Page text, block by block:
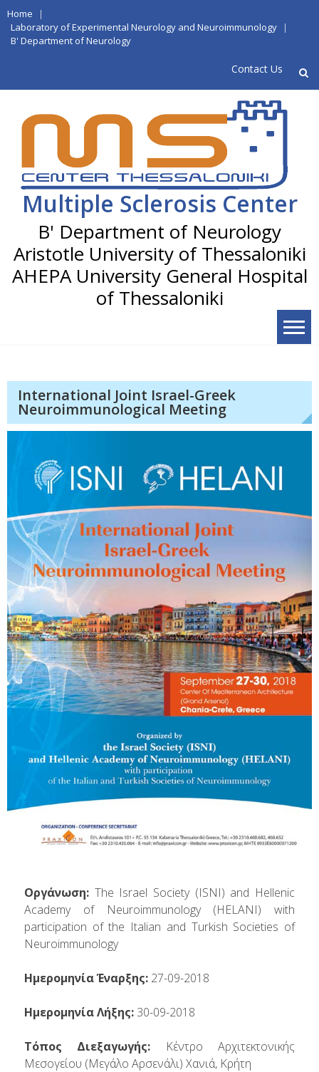
Skip
to
content
Home
|
Laboratory of Experimental Neurology and Neuroimmunology
|
B' Department of Neurology
Contact Us
Multiple Sclerosis Center
Aristotle University of Thessaloniki
International Joint Israel-Greek
Neuroimmunological Meeting
Οργάνωση: The Israel Society (ISNI) and Hellenic
Academy of Neuroimmunology (HELANI) with
participation of the Italian and Turkish Societies of
Neuroimmunology
Ημερομηνία Έναρξης: 27-09-2018
Ημερομηνία Λήξης: 30-09-2018
Τόπος Διεξαγωγής:
Κέντρο Αρχιτεκτονικής
Μεσογείου (Μεγάλο Αρσενάλι) Χανιά, Κρήτη